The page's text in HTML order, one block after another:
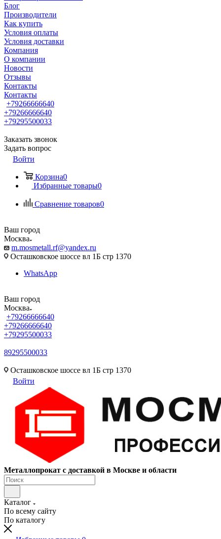
Блог
Производители
Как купить
Условия оплаты
Условия доставки
Компания
О компании
Новости
Отзывы
Контакты
Контакты
+79266666640
+79266666640
+79295500033
Заказать звонок
Задать вопрос
Войти
Корзина0
Избранные товары0
Сравнение товаров0
Ваш город
Москва
m.mosmetall.rf@yandex.ru
Осташковское шоссе вл 1Б стр 1370
WhatsApp
Ваш город
Москва
+79266666640
+79266666640
+79295500033
89295500033
Осташковское шоссе вл 1Б стр 1370
Войти
Металлопрокат с доставкой в Москве и области
Каталог
По всему сайту
По каталогу